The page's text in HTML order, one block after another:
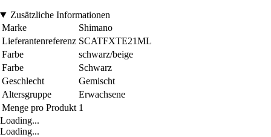
Zusätzliche Informationen
Marke
Shimano
Lieferantenreferenz SCATFXTE21ML
Farbe
schwarz/beige
Farbe
Schwarz
Geschlecht
Gemischt
Altersgruppe
Erwachsene
Menge pro Produkt 1
Loading...
Loading...